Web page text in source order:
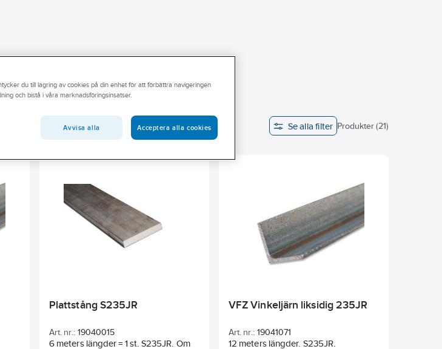
på Ahlsell hjälper dig hitta rätt
u-stång. Söker du hålprofiler hittar du
Utforska vårt breda utbud av balkar
Yttre profilbredd Höjd Se alla filter Produkter (21)
Plattstång S235JR
Art. nr.: 19040015
6 meters längder = 1 st. S235JR. Om
VFZ Vinkeljärn liksidig 235JR
Art. nr.: 19041071
12 meters längder. S235JR.
du till lagring av cookies på din enhet för att förbättra navigeringen
och bistå i våra marknadsföringsinsatser.
Avvisa alla Acceptera alla cookies